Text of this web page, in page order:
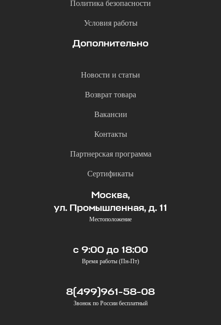
Политика безопасности
Условия работы
Дополнительно
Новости и статьи
Возврат товара
Вакансии
Контакты
Партнерская программа
Сертификаты
Москва,
ул. Промышленная, д. 11
Местоположение
с 9:00 до 18:00
Время работы (Пн-Пт)
8(499)961-58-08
Звонок по России бесплатный